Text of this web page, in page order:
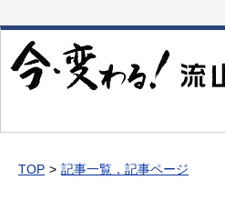
文
移
動
TOP 記事一覧，記事ページ